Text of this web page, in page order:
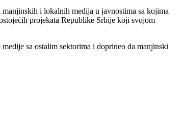
i lokalnih medija u javnostima sa kojima
projekata Republike Srbije koji svojom
sa ostalim sektorima i doprineo da manjinski